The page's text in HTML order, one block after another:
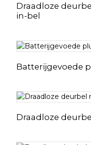
Draadloze
in-bel
Batterijgevoede
Draadloze